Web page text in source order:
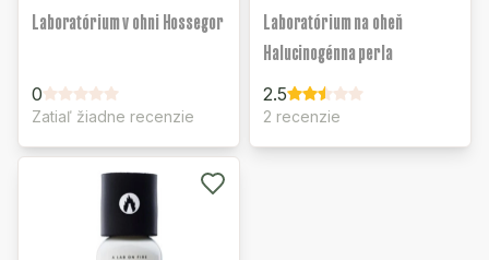
Laboratórium v ohni Hossegor
0
Zatiaľ žiadne recenzie
Laboratórium na oheň
Halucinogénna perla
2.5
2 recenzie